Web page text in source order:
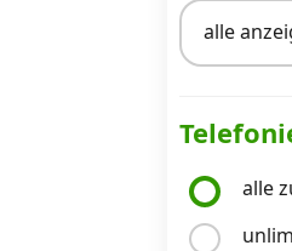
Internet, TV, Telefon
Kombi-Angebote
alle
alle